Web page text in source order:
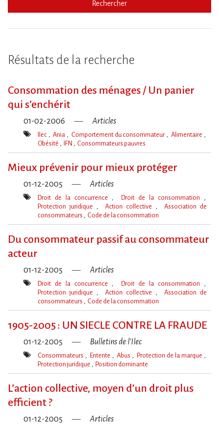
Rechercher
Résultats de la recherche
Consommation des ménages / Un panier
qui s’enchérit
01-02-2006 Articles
Mot(s)-
Ilec Ania Comportement du consommateur
Alimentaire
Obésité
IFN Consommateurs pauvres
Mieux prévenir pour mieux protéger
01-12-2005 Articles
Mot(s)-
Droit de la concurrence
Droit de la consommation
Protection juridique
Action collective
Association de
consommateurs
Code de la consommation
Du consommateur passif au consommateur
acteur
01-12-2005 Articles
Mot(s)-
Droit de la concurrence
Droit de la consommation
Protection juridique
Action collective
Association de
consommateurs
Code de la consommation
1905-2005 : UN SIECLE CONTRE LA FRAUDE
01-12-2005 Bulletins de l'Ilec
Mot(s)-
Consommateurs Entente Abus
Protection de la marque
Protection juridique
Position dominante
L’action collective, moyen d’un droit plus
efficient ?
01-12-2005 Articles